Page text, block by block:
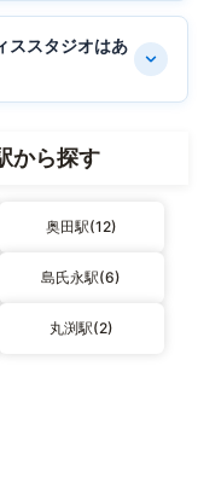
ススタジオはあ
から探す
奥田駅(12)
島氏永駅(6)
丸渕駅(2)